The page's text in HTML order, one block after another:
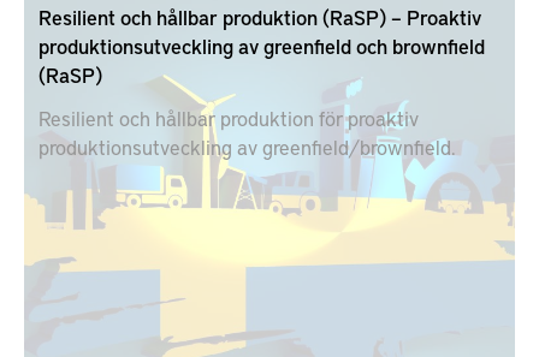
Resilient och hållbar produktion (RaSP) – Proaktiv
produktionsutveckling av greenfield och brownfield
(RaSP)
Resilient och hållbar produktion för proaktiv
produktionsutveckling av greenfield/brownfield.